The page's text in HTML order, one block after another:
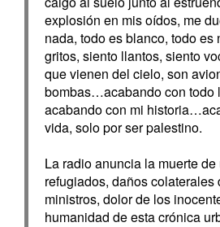
explosión en mis oídos, me
nada, todo es blanco, todo es
gritos, siento llantos, siento
que vienen del cielo, son
bombas…acabando con
acabando con mi
vida, solo por ser palestino.
La radio anuncia la muerte
refugiados, daños colaterales
ministros, dolor de los
humanidad de esta crónica